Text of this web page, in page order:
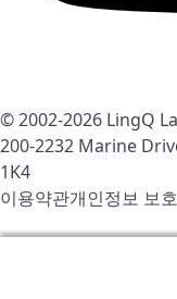
© 2002-2026 LingQ
200-2232 Marine
1K4
이용약관개인정보 보호